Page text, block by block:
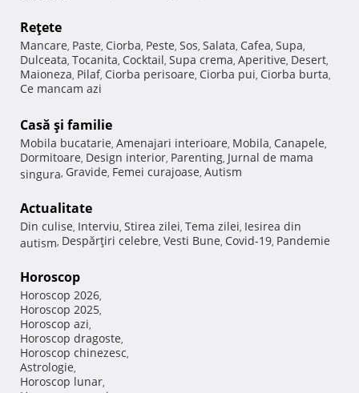
Reţete
Mancare, Paste, Ciorba, Peste, Sos, Salata, Cafea, Supa,
Dulceata, Tocanita, Cocktail, Supa crema, Aperitive, Desert,
Maioneza, Pilaf, Ciorba perisoare, Ciorba pui, Ciorba burta,
Ce mancam azi
Casă şi familie
Mobila bucatarie, Amenajari interioare, Mobila, Canapele,
Dormitoare, Design interior, Parenting, Jurnal de mama
singura, Gravide, Femei curajoase, Autism
Actualitate
Din culise, Interviu, Stirea zilei, Tema zilei, Iesirea din
autism, Despărţiri celebre, Vesti Bune, Covid-19, Pandemie
Horoscop
Horoscop 2026,
Horoscop 2025,
Horoscop azi,
Horoscop dragoste,
Horoscop chinezesc,
Astrologie,
Horoscop lunar,